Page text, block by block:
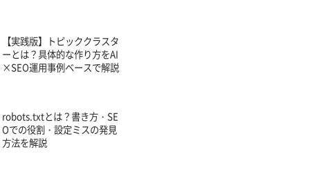
【実践版】トピッククラスタ
ーとは？具体的な作り方をAI
×SEO運用事例ベースで解説
robots.txtとは？書き方・SE
Oでの役割・設定ミスの発見
方法を解説